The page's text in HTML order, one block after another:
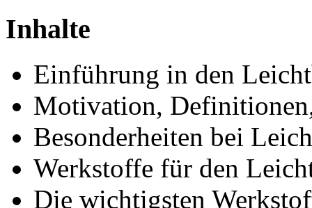
Inhalte
Einführung in den
Motivation,
Besonderheiten bei
Werkstoffe für den
Die wichtigsten